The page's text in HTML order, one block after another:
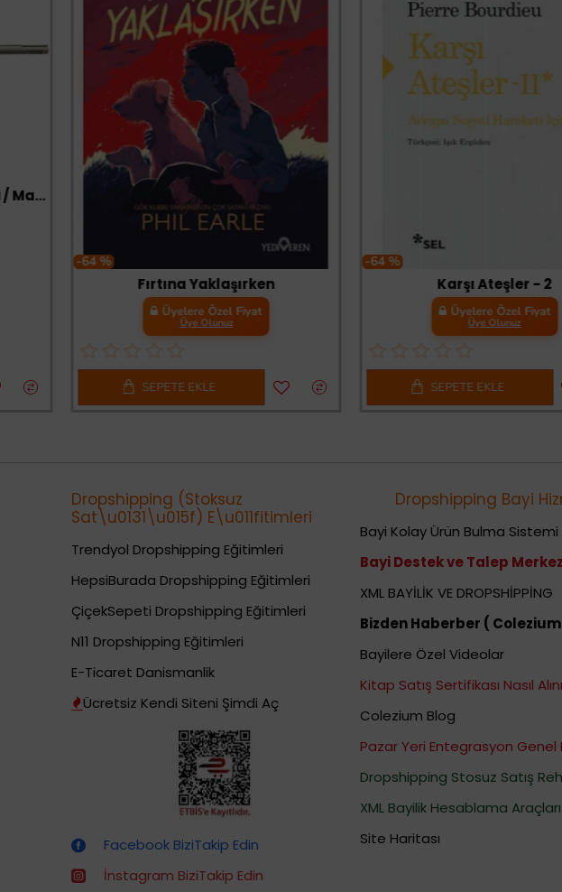
Tomax SDS Plus 4 Elmaslı Hilti / Matkap Ucu 11x210
-64 %
Fırtına Yaklaşırken
Üyelere Özel Fiyat
Üye Olunuz
SEPETE EKLE
-64 %
Karşı Ateşler - 2
Üyelere Özel Fiyat
Üye Olunuz
SEPETE EKLE
Dropshipping (Stoksuz
Sat\u0131\u015f) E\u011fitimleri
Trendyol Dropshipping Eğitimleri
HepsiBurada Dropshipping Eğitimleri
ÇiçekSepeti Dropshipping Eğitimleri
N11 Dropshipping Eğitimleri
E-Ticaret Danismanlik
Ücretsiz Kendi Siteni Şimdi Aç
Facebook BiziTakip Edin
İnstagram BiziTakip Edin
Dropshipping Bayi
Bayi Kolay Ürün Bulma Sistemi
Bayi Destek ve Talep
XML BAYİLİK VE DROPSHİPPİNG
Bizden Haberber (
Bayilere Özel Videolar
Kitap Satış Sertifikası Nasıl
Colezium Blog
Pazar Yeri Entegrasyon Genel
Dropshipping Stosuz Satış
XML Bayilik Hesablama Araçları
Site Haritası